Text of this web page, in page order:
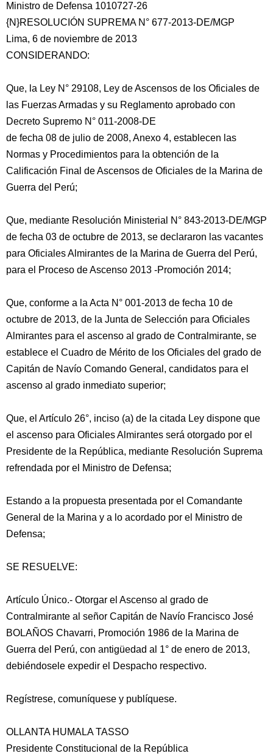
Ministro de Defensa 1010727-26
{N}RESOLUCIÓN SUPREMA N° 677-2013-DE/MGP
Lima, 6 de noviembre de 2013
CONSIDERANDO:
Que, la Ley N° 29108, Ley de Ascensos de los Oficiales de
las Fuerzas Armadas y su Reglamento aprobado con
Decreto Supremo N° 011-2008-DE
de fecha 08 de julio de 2008, Anexo 4, establecen las
Normas y Procedimientos para la obtención de la
Calificación Final de Ascensos de Oficiales de la Marina de
Guerra del Perú;
Que, mediante Resolución Ministerial N° 843-2013-DE/MGP
de fecha 03 de octubre de 2013, se declararon las vacantes
para Oficiales Almirantes de la Marina de Guerra del Perú,
para el Proceso de Ascenso 2013 -Promoción 2014;
Que, conforme a la Acta N° 001-2013 de fecha 10 de
octubre de 2013, de la Junta de Selección para Oficiales
Almirantes para el ascenso al grado de Contralmirante, se
establece el Cuadro de Mérito de los Oficiales del grado de
Capitán de Navío Comando General, candidatos para el
ascenso al grado inmediato superior;
Que, el Artículo 26°, inciso (a) de la citada Ley dispone que
el ascenso para Oficiales Almirantes será otorgado por el
Presidente de la República, mediante Resolución Suprema
refrendada por el Ministro de Defensa;
Estando a la propuesta presentada por el Comandante
General de la Marina y a lo acordado por el Ministro de
Defensa;
SE RESUELVE:
Artículo Único.- Otorgar el Ascenso al grado de
Contralmirante al señor Capitán de Navío Francisco José
BOLAÑOS Chavarri, Promoción 1986 de la Marina de
Guerra del Perú, con antigüedad al 1° de enero de 2013,
debiéndosele expedir el Despacho respectivo.
Regístrese, comuníquese y publíquese.
OLLANTA HUMALA TASSO
Presidente Constitucional de la República